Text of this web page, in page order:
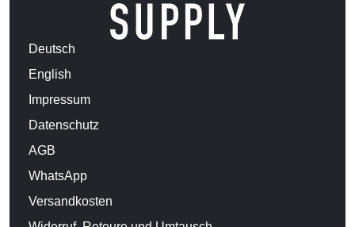
Deutsch
English
Impressum
Datenschutz
AGB
WhatsApp
Versandkosten